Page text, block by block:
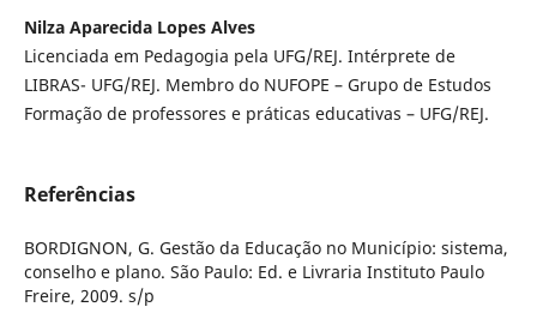
Nilza Aparecida Lopes Alves
Licenciada em Pedagogia pela UFG/REJ. Intérprete de
LIBRAS- UFG/REJ. Membro do NUFOPE – Grupo de Estudos
Formação de professores e práticas educativas – UFG/REJ.
Referências
BORDIGNON, G. Gestão da Educação no Município: sistema,
conselho e plano. São Paulo: Ed. e Livraria Instituto Paulo
Freire, 2009. s/p